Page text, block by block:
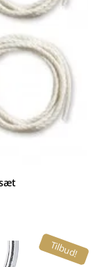
Tilbud!